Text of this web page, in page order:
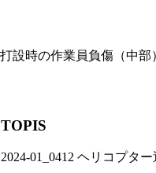
設時の作業員負傷（中部
TOPIS
2024-01_0412 ヘリコプタ